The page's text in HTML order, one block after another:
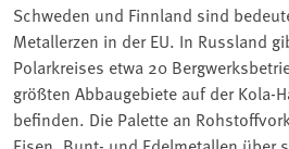
Schweden und Finnland sind
Metallerzen in der EU. In Russland
Polarkreises etwa 20
größten Abbaugebiete auf der Kola-
befinden. Die Palette an
Eisen, Bunt- und Edelmetallen über